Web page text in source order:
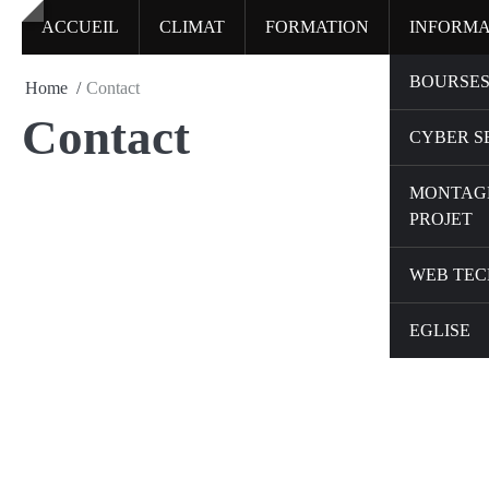
Skip
ACCUEIL CLIMAT FORMATION
CYBER
PROJET
WEB
EGLISE
Home Contact
Contact